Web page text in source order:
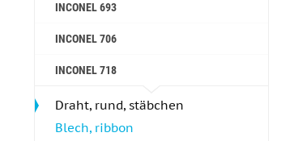
INCONEL 693
INCONEL 706
INCONEL 718
Draht, rund, stäbchen
Blech, ribbon